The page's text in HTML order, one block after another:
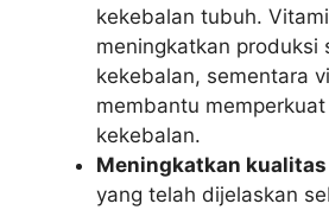
kekebalan tubuh.
meningkatkan produksi
kekebalan, sementara
membantu
kekebalan.
Meningkatkan
yang telah dijelaskan